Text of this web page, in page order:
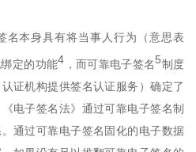
名本身具有将当事人行为（意思表
定的功能4 ，而可靠电子签名5制度
证机构提供签名认证服务）确定了
电子签名法》通过可靠电子签名制
通过可靠电子签名固化的电子数据